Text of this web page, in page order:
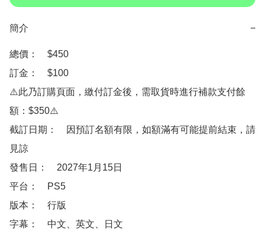
簡介 −
總價：　$450
訂金：　$100
⚠️此乃訂購頁面，繳付訂金後，需取貨時進行補款支付餘
額：$350⚠️
截訂日期：　因預訂名額有限，如額滿有可能提前結束，請
見諒
發售日：　2027年1月15日
平台：　PS5
版本：　行版
字幕：　中文、英文、日文